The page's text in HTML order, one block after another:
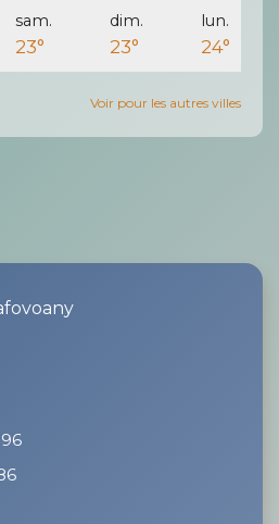
sam.
23°
dim.
23°
lun.
24°
Voir pour les autres villes